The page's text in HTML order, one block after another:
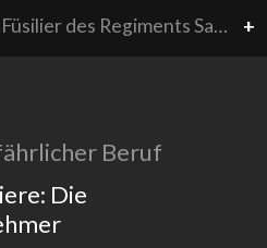
Ein Grenadier und ein Füsilier des Regiments Salis-Samedan, 1786. In diesem Regiment dienten zahlreiche Bündner. Während das Söldnerwesen für die Bündner Oberschicht ein lukratives Geschäft war, lag das Einkommen eines einfachen Soldaten Ende des 18. Jahrhunderts unter dem Verdienst eines Handlangers. +
Beruf
Die